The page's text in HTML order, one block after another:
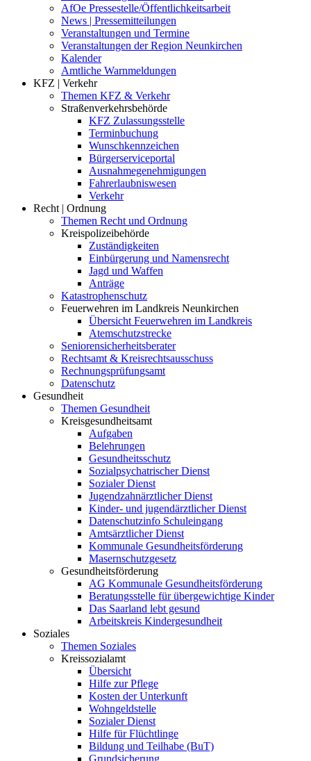
AfOe Pressestelle/Öffentlichkeitsarbeit
News | Pressemitteilungen
Veranstaltungen und Termine
Veranstaltungen der Region Neunkirchen
Kalender
Amtliche Warnmeldungen
KFZ | Verkehr
Themen KFZ & Verkehr
Straßenverkehrsbehörde
KFZ Zulassungsstelle
Terminbuchung
Wunschkennzeichen
Bürgerserviceportal
Ausnahmegenehmigungen
Fahrerlaubniswesen
Verkehr
Recht | Ordnung
Themen Recht und Ordnung
Kreispolizeibehörde
Zuständigkeiten
Einbürgerung und Namensrecht
Jagd und Waffen
Anträge
Katastrophenschutz
Feuerwehren im Landkreis Neunkirchen
Übersicht Feuerwehren im Landkreis
Atemschutzstrecke
Seniorensicherheitsberater
Rechtsamt & Kreisrechtsausschuss
Rechnungsprüfungsamt
Datenschutz
Gesundheit
Themen Gesundheit
Kreisgesundheitsamt
Aufgaben
Belehrungen
Gesundheitsschutz
Sozialpsychatrischer Dienst
Sozialer Dienst
Jugendzahnärztlicher Dienst
Kinder- und jugendärztlicher Dienst
Datenschutzinfo Schuleingang
Amtsärztlicher Dienst
Kommunale Gesundheitsförderung
Masernschutzgesetz
Gesundheitsförderung
AG Kommunale Gesundheitsförderung
Beratungsstelle für übergewichtige Kinder
Das Saarland lebt gesund
Arbeitskreis Kindergesundheit
Soziales
Themen Soziales
Kreissozialamt
Übersicht
Hilfe zur Pflege
Kosten der Unterkunft
Wohngeldstelle
Sozialer Dienst
Hilfe für Flüchtlinge
Bildung und Teilhabe (BuT)
Grundsicherung